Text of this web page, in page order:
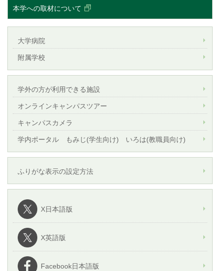
本学への取材について
大学病院
附属学校
学外の方が利用できる施設
オンラインキャンパスツアー
キャンパスカメラ
学内ポータル もみじ(学生向け) いろは(教職員向け)
ふりがな表示の設定方法
X日本語版
X英語版
Facebook日本語版